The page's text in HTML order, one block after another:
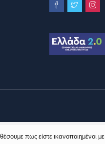
πως είστε ικανοποιημένοι